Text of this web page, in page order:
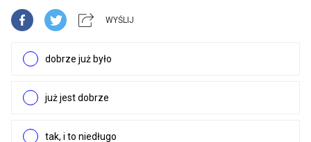
WYŚLIJ
dobrze już było
już jest dobrze
tak, i to niedługo